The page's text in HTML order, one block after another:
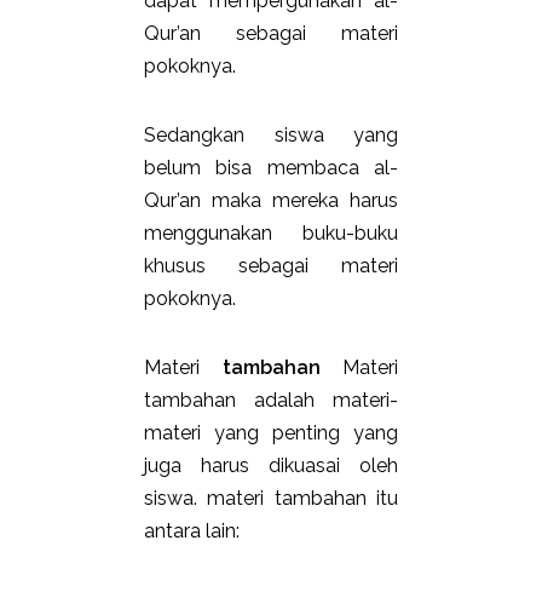
Qur’an sebagai materi
pokoknya.
Sedangkan siswa yang
belum bisa membaca al-
Qur’an maka mereka harus
menggunakan buku-buku
khusus sebagai materi
pokoknya.
Materi tambahan Materi
tambahan adalah materi-
materi yang penting yang
juga harus dikuasai oleh
siswa. materi tambahan itu
antara lain: